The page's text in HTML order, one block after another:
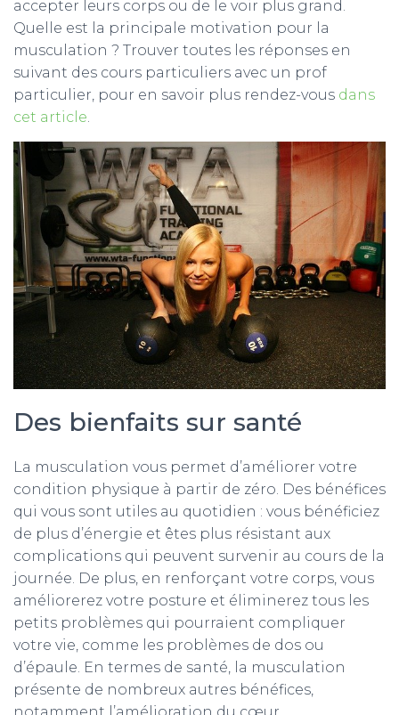
accepter leurs corps ou de le voir plus grand.
Quelle est la principale motivation pour la
musculation ? Trouver toutes les réponses en
suivant des cours particuliers avec un prof
particulier, pour en savoir plus rendez-vous dans
cet article.
Des bienfaits sur santé
La musculation vous permet d’améliorer votre
condition physique à partir de zéro. Des bénéfices
qui vous sont utiles au quotidien : vous bénéficiez
de plus d’énergie et êtes plus résistant aux
complications qui peuvent survenir au cours de la
journée. De plus, en renforçant votre corps, vous
améliorerez votre posture et éliminerez tous les
petits problèmes qui pourraient compliquer
votre vie, comme les problèmes de dos ou
d’épaule. En termes de santé, la musculation
présente de nombreux autres bénéfices,